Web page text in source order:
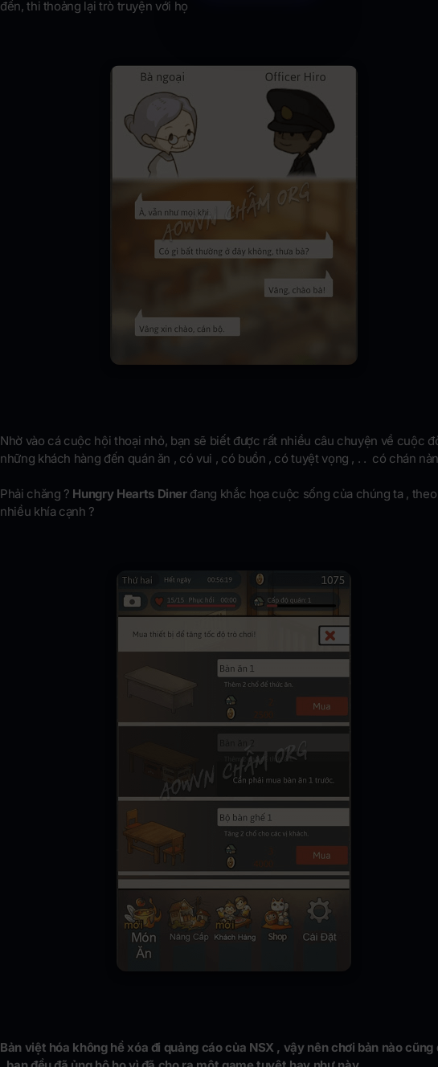
đến, thi thoảng lại trò truyện với họ
Nhờ vào cá cuộc hội thoại nhỏ, bạn sẽ biết được rất nhiều câu chuyện về cuộc
những khách hàng đến quán ăn , có vui , có buồn , có tuyệt vọng , . . có chán
Phải chăng ? Hungry Hearts Diner đang khắc họa cuộc sống của chúng ta , theo
nhiều khía cạnh ?
Bản việt hóa không hề xóa đi quảng cáo của NSX , vậy nên chơi bản nào cũng